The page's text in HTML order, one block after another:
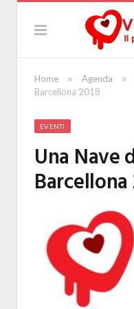
Home » Agenda »
Barcellona 2018
EVENTI
Una Nave
Barcellona